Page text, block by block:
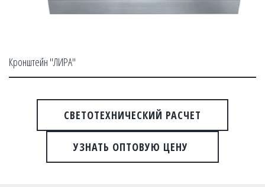
Кронштейн "ЛИРА"
СВЕТОТЕХНИЧЕСКИЙ РАСЧЕТ
УЗНАТЬ ОПТОВУЮ ЦЕНУ